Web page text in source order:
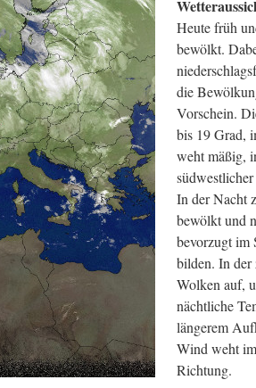
Heute früh
bewölkt.
die
Vorschein.
bis 19 Grad,
weht mäßig,
In der Nacht
bewölkt und
bevorzugt im
bilden. In der
Wolken auf,
nächtliche
längerem
Wind weht
Richtung.